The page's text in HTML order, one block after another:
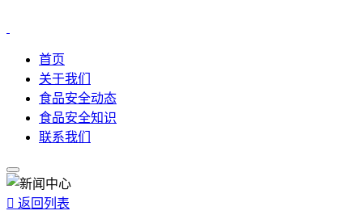
首页
关于我们
食品安全动态
食品安全知识
联系我们
 返回列表